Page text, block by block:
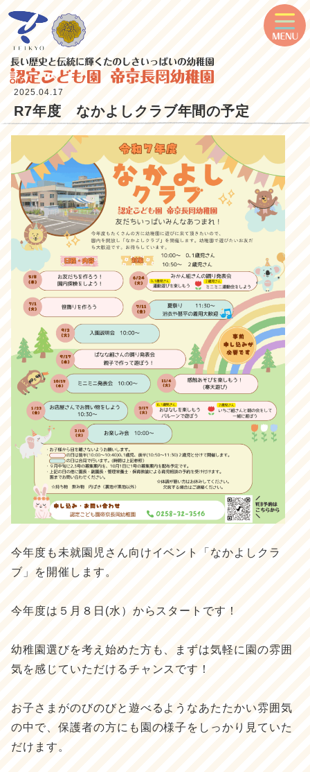
2025.04.17
R7年度 なかよしクラブ年間の予定
今年度も未就園児さん向けイベント「なかよしクラ
ブ」を開催します。
今年度は５月８日(水）からスタートです！
幼稚園選びを考え始めた方も、まずは気軽に園の雰囲
気を感じていただけるチャンスです！
お子さまがのびのびと遊べるようなあたたかい雰囲気
の中で、保護者の方にも園の様子をしっかり見ていた
だけます。